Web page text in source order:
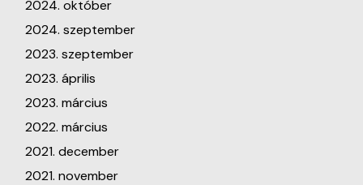
2024. október
2024. szeptember
2023. szeptember
2023. április
2023. március
2022. március
2021. december
2021. november